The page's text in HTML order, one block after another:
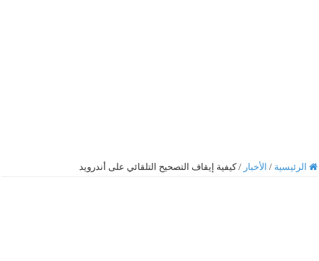
الرئيسية / الأخبار / كيفية إيقاف التصحيح التلقائي على أندرويد